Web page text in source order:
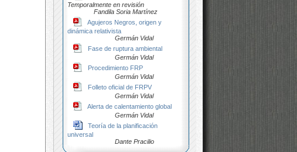
Temporalmente en revisión
Fandila Soria Martínez
Agujeros Negros, origen y
dinámica relativista
Germán Vidal
Fase de ruptura ambiental
Germán Vidal
Procedimiento FRP
Germán Vidal
Folleto oficial de FRPV
Germán Vidal
Alerta de calentamiento global
Germán Vidal
Teoría de la planificación
universal
Dante Pracilio